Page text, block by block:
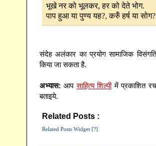
भूखे नर को भूलकर, हर को देते भोग.
पाप हुआ या पुण्य यह?, करुँ हर्ष या
संदेह अलंकार का प्रयोग सामाजिक
किया जा सकता है.
अभ्यास: आपसाहित्य शिल्पीमें प्रकाशित
बताइये.
Related Posts :
Related Posts Widget [?]